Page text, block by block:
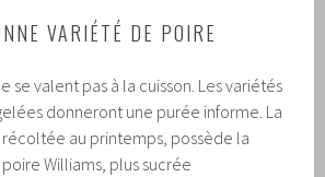
VARIÉTÉ DE POIRE
se valent pas à la cuisson. Les variétés
donneront une purée informe. La
au printemps, possède la
Williams, plus sucrée